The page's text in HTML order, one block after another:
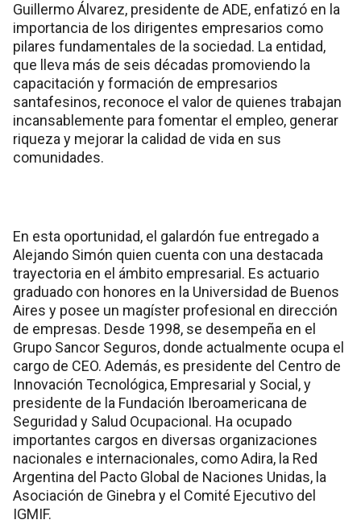
Guillermo Álvarez, presidente de ADE, enfatizó en la
importancia de los dirigentes empresarios como
pilares fundamentales de la sociedad. La entidad,
que lleva más de seis décadas promoviendo la
capacitación y formación de empresarios
santafesinos, reconoce el valor de quienes trabajan
incansablemente para fomentar el empleo, generar
riqueza y mejorar la calidad de vida en sus
comunidades.
En esta oportunidad, el galardón fue entregado a
Alejando Simón quien cuenta con una destacada
trayectoria en el ámbito empresarial. Es actuario
graduado con honores en la Universidad de Buenos
Aires y posee un magíster profesional en dirección
de empresas. Desde 1998, se desempeña en el
Grupo Sancor Seguros, donde actualmente ocupa el
cargo de CEO. Además, es presidente del Centro de
Innovación Tecnológica, Empresarial y Social, y
presidente de la Fundación Iberoamericana de
Seguridad y Salud Ocupacional. Ha ocupado
importantes cargos en diversas organizaciones
nacionales e internacionales, como Adira, la Red
Argentina del Pacto Global de Naciones Unidas, la
Asociación de Ginebra y el Comité Ejecutivo del
IGMIF.